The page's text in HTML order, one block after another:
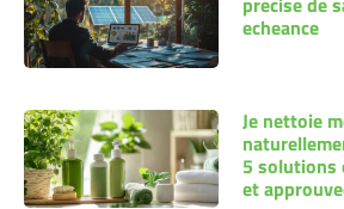
echeance
Je nettoie
5 solutions
et